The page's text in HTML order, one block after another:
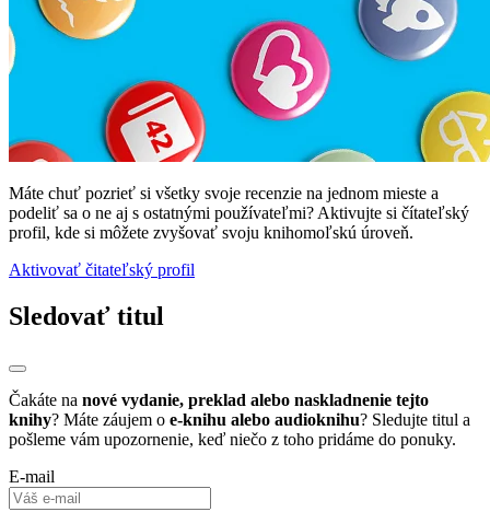
Máte chuť pozrieť si všetky svoje recenzie na jednom mieste a
podeliť sa o ne aj s ostatnými používateľmi? Aktivujte si čítateľský
profil, kde si môžete zvyšovať svoju knihomoľskú úroveň.
Aktivovať čitateľský profil
Sledovať titul
Čakáte na nové vydanie, preklad alebo naskladnenie tejto
knihy? Máte záujem o e-knihu alebo audioknihu? Sledujte titul a
pošleme vám upozornenie, keď niečo z toho pridáme do ponuky.
E-mail